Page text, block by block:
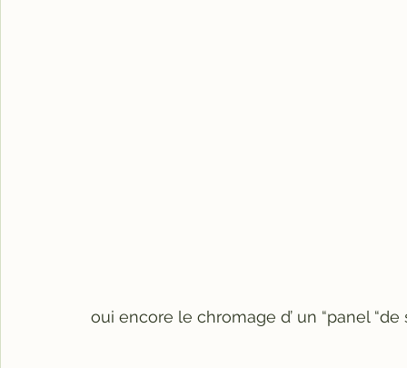
oui encore le chromage d’ un “panel “de